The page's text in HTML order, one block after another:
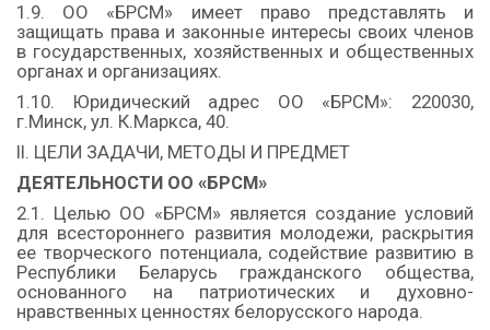
1.9. ОО «БРСМ» имеет право представлять и
защищать права и законные интересы своих членов
в государственных, хозяйственных и общественных
органах и организациях.
1.10. Юридический адрес ОО «БРСМ»: 220030,
г.Минск, ул. К.Маркса, 40.
II. ЦЕЛИ ЗАДАЧИ, МЕТОДЫ И ПРЕДМЕТ
ДЕЯТЕЛЬНОСТИ ОО «БРСМ»
2.1. Целью ОО «БРСМ» является создание условий
для всестороннего развития молодежи, раскрытия
ее творческого потенциала, содействие развитию в
Республики Беларусь гражданского общества,
основанного на патриотических и духовно-
нравственных ценностях белорусского народа.